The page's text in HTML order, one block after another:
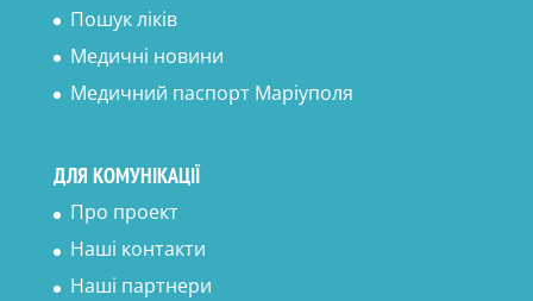
Пошук ліків
Медичні новини
Медичний паспорт Маріуполя
ДЛЯ КОМУНІКАЦІЇ
Про проект
Наші контакти
Наші партнери